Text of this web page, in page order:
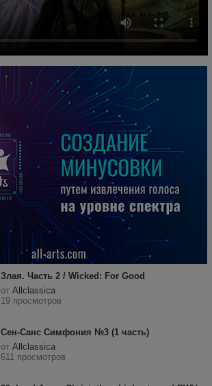
Злая. Часть 2 / Wicked: For Good
от Allclassica
19 просмотров
Сен-Санс Симфония №3 (1 часть)
от Allclassica
611 просмотров